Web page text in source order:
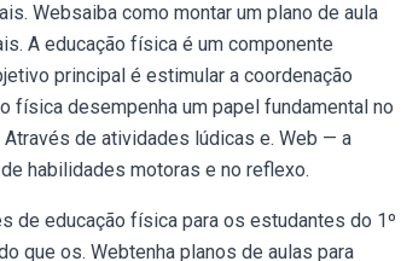
Websaiba como montar um plano de aula
A educação física é um componente
principal é estimular a coordenação
física desempenha um papel fundamental no
de atividades lúdicas e. Web — a
habilidades motoras e no reflexo.
de educação física para os estudantes do 1º
que os. Webtenha planos de aulas para